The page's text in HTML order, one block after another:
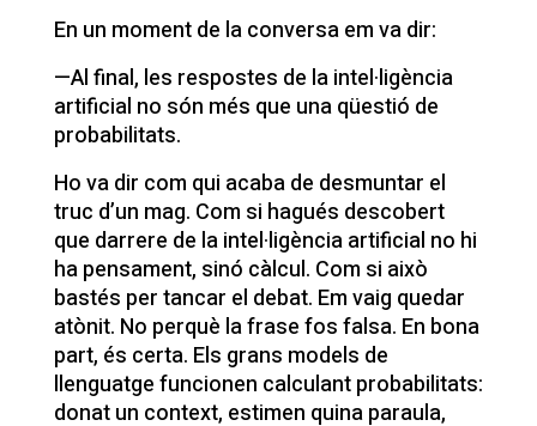
En un moment de la conversa em va dir:
—Al final, les respostes de la intel·ligència
artificial no són més que una qüestió de
probabilitats.
Ho va dir com qui acaba de desmuntar el
truc d’un mag. Com si hagués descobert
que darrere de la intel·ligència artificial no hi
ha pensament, sinó càlcul. Com si això
bastés per tancar el debat. Em vaig quedar
atònit. No perquè la frase fos falsa. En bona
part, és certa. Els grans models de
llenguatge funcionen calculant probabilitats:
donat un context, estimen quina paraula,